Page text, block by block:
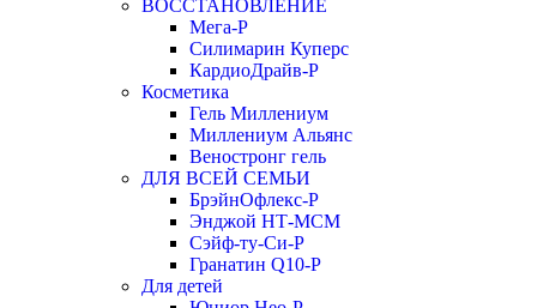
ВОССТАНОВЛЕНИЕ
Мега-Р
Силимарин Куперс
КардиоДрайв-Р
Косметика
Гель Миллениум
Миллениум Альянс
Веностронг гель
ДЛЯ ВСЕЙ СЕМЬИ
БрэйнОфлекс-Р
Энджой НТ-МСМ
Сэйф-ту-Си-Р
Гранатин Q10-Р
Для детей